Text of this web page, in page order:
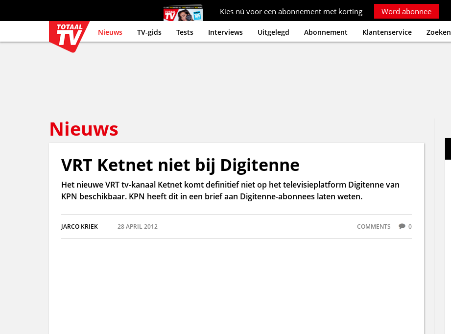
Kies nú voor een abonnement met korting Word abonnee
Nieuws TV-gids Tests Interviews Uitgelegd Abonnement Klantenservice Zoeken
Nieuws
VRT Ketnet niet bij Digitenne
Het nieuwe VRT tv-kanaal Ketnet komt definitief niet op het televisieplatform Digitenne van
KPN beschikbaar. KPN heeft dit in een brief aan Digitenne-abonnees laten weten.
JARCO KRIEK 28 APRIL 2012 COMMENTS 0